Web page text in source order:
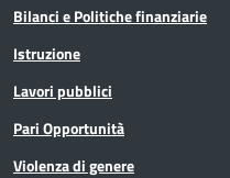
Bilanci e Politiche finanziarie
Istruzione
Lavori pubblici
Pari Opportunità
Violenza di genere